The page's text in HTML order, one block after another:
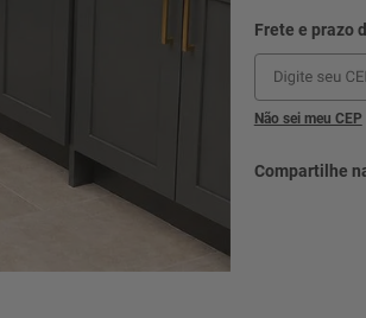
Não sei meu CEP